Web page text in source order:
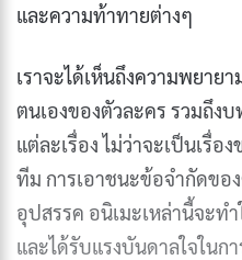
และความท้าทายต่างๆ
เราจะได้เห็นถึงความพยา
ตนเองของตัวละคร รวมถึง
แต่ละเรื่อง ไม่ว่าจะเป็นเรื่อ
ทีม การเอาชนะข้อจำกัดขอ
อุปสรรค อนิเมะเหล่านี้จะท
และได้รับแรงบันดาลใจในก